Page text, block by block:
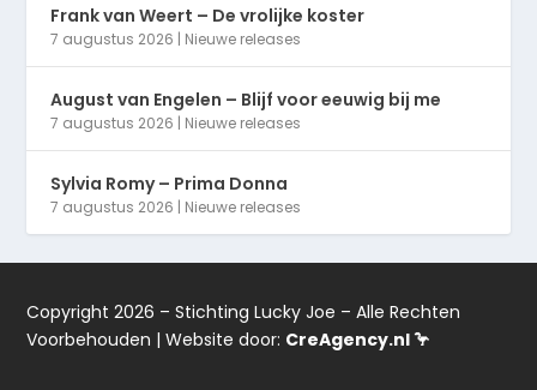
Frank van Weert – De vrolijke koster
7 augustus 2026 | Nieuwe releases
August van Engelen – Blijf voor eeuwig bij me
7 augustus 2026 | Nieuwe releases
Sylvia Romy – Prima Donna
7 augustus 2026 | Nieuwe releases
Copyright 2026 – Stichting Lucky Joe – Alle Rechten
Voorbehouden | Website door: CreAgency.nl 🦩